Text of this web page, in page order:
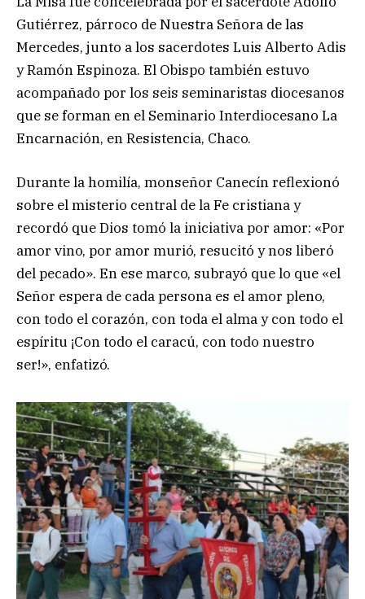
Gutiérrez, párroco de Nuestra Señora de las
Mercedes, junto a los sacerdotes Luis Alberto Adis
y Ramón Espinoza. El Obispo también estuvo
acompañado por los seis seminaristas diocesanos
que se forman en el Seminario Interdiocesano La
Encarnación, en Resistencia, Chaco.
Durante la homilía, monseñor Canecín reflexionó
sobre el misterio central de la Fe cristiana y
recordó que Dios tomó la iniciativa por amor: «Por
amor vino, por amor murió, resucitó y nos liberó
del pecado». En ese marco, subrayó que lo que «el
Señor espera de cada persona es el amor pleno,
con todo el corazón, con toda el alma y con todo el
espíritu ¡Con todo el caracú, con todo nuestro
ser!», enfatizó.